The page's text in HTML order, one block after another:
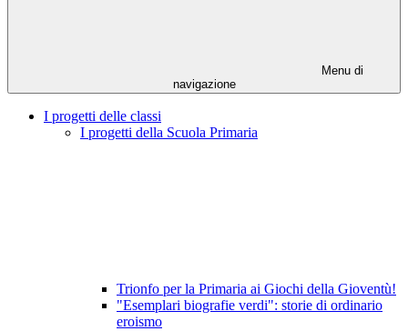
Menu di
navigazione
I progetti delle classi
I progetti della Scuola Primaria
Trionfo per la Primaria ai Giochi della Gioventù!
"Esemplari biografie verdi": storie di ordinario
eroismo